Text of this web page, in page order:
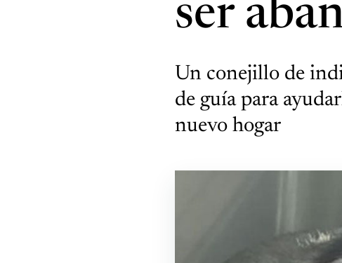
ser
Un conejillo de
de guía para
nuevo hogar